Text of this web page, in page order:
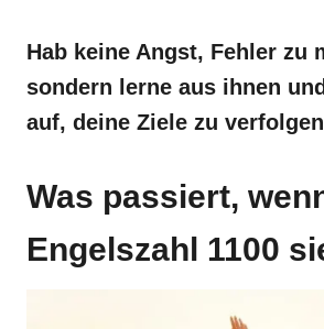
Hab keine Angst, Fehler zu
sondern lerne aus ihnen
auf, deine Ziele zu
Was passiert,
Engelszahl 1100